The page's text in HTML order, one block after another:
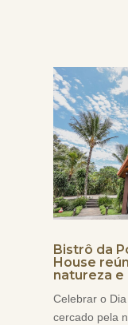
Bistrô da
House
natureza e
Celebrar o
cercado pela